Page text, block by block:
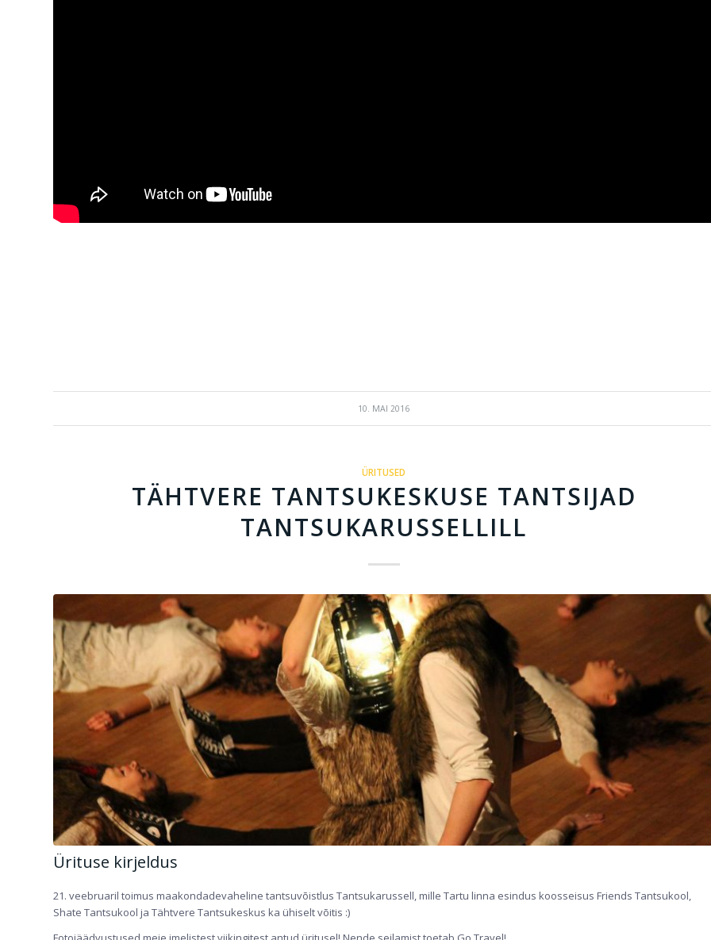
10. MAI 2016
ÜRITUSED
TÄHTVERE TANTSUKESKUSE TANTSIJAD
TANTSUKARUSSELLILL
Ürituse kirjeldus
21. veebruaril toimus maakondadevaheline tantsuvõistlus Tantsukarussell, mille Tartu linna esindus koosseisus Friends Tantsukool,
Shate Tantsukool ja Tähtvere Tantsukeskus ka ühiselt võitis :)